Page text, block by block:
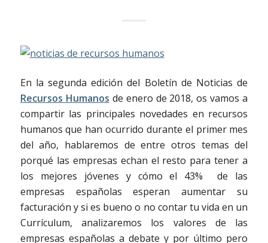
En la segunda edición del Boletín de Noticias de
Recursos Humanos de enero de 2018, os vamos a
compartir las principales novedades en recursos
humanos que han ocurrido durante el primer mes
del año, hablaremos de entre otros temas del
porqué las empresas echan el resto para tener a
los mejores jóvenes y cómoel 43% de las
empresas españolas esperan aumentar su
facturación y sies bueno o no contar tu vida en un
Currículum, analizaremos los valores de las
empresas españolas a debate y por último pero